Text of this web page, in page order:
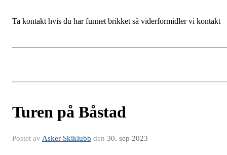
Ta kontakt hvis du har funnet brikket så viderformidler vi kontakt
Turen på Båstad
Postet av Asker Skiklubb den 30. sep 2023